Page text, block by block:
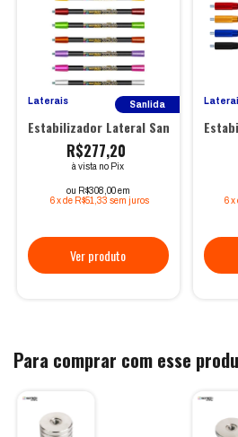
Laterais Sanlida
Estabilizador Lateral Sanlida X10
R$277,20
à vista no Pix
ou R$308,00 em
6 xde R$51,33 sem juros
6 x
Para comprar com esse